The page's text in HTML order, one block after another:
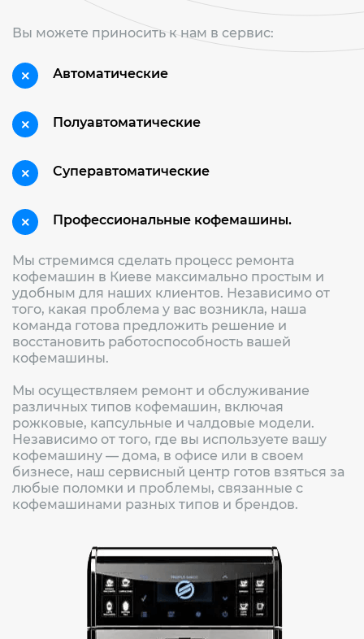
Вы можете приносить к нам в сервис:
Автоматические
Полуавтоматические
Суперавтоматические
Профессиональные кофемашины.
Мы стремимся сделать процесс ремонта
кофемашин в Киеве максимально простым и
удобным для наших клиентов. Независимо от
того, какая проблема у вас возникла, наша
команда готова предложить решение и
восстановить работоспособность вашей
кофемашины.
Мы осуществляем ремонт и обслуживание
различных типов кофемашин, включая
рожковые, капсульные и чалдовые модели.
Независимо от того, где вы используете вашу
кофемашину — дома, в офисе или в своем
бизнесе, наш сервисный центр готов взяться за
любые поломки и проблемы, связанные с
кофемашинами разных типов и брендов.